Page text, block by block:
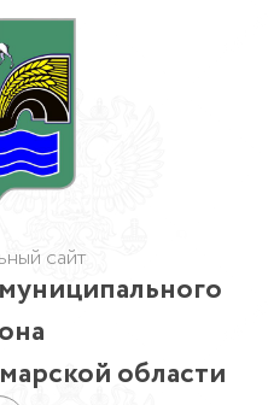
сайт
области